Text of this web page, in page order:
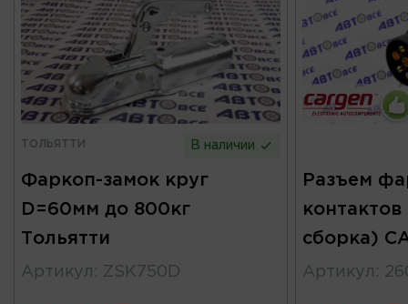
ТОЛЬЯТТИ В наличии
Фаркоп-замок круг
D=60мм до 800кг
Тольятти
Артикул : ZSK750D
Разъем
сборка)
Артикул :